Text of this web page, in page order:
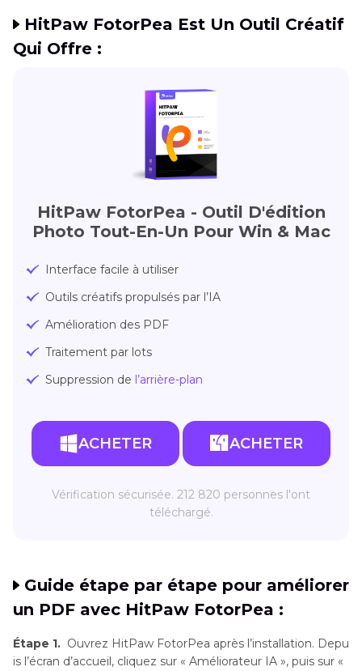
HitPaw FotorPea Est Un Outil Créatif
Qui Offre :
HitPaw FotorPea - Outil D'édition
Photo Tout-En-Un Pour Win & Mac
Interface facile à utiliser
Outils créatifs propulsés par l’IA
Amélioration des PDF
Traitement par lots
Suppression de l’arrière-plan
ACHETER ACHETER
Vérification sécurisée. 212 820 personnes l'ont
téléchargé.
Guide étape par étape pour améliorer
un PDF avec HitPaw FotorPea :
Étape 1. Ouvrez HitPaw FotorPea après l’installation. Depu
is l’écran d’accueil, cliquez sur « Améliorateur IA », puis sur «